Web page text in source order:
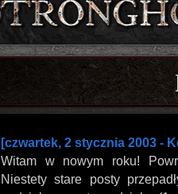
[czwartek, 2 stycznia 2003 -
Witam w nowym roku!
Niestety stare posty